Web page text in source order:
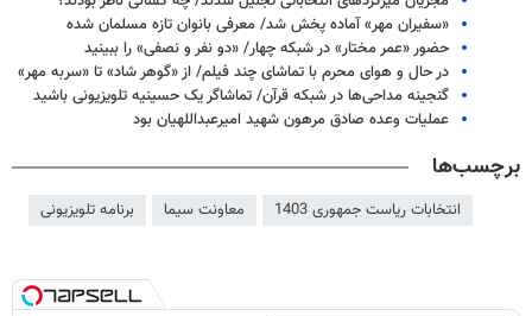
«سفیران مهر» آماده پخش شد/ معرفی بانوان تازه مسلمان شده
حضور «عمر مختار» در شبکه چهار/ «دو نفر و نصفی» را ببینید
در حال و هوای محرم با تماشای چند فیلم/ از «گوهر شاد» تا «سربه مهر»
گنجینه‌ مداحی‌ها در شبکه قرآن/ تماشاگر یک حسینیه تلویزیونی باشید
عملیات وعده صادق مرهون شهید امیرعبداللهیان بود
برچسب‌ها
انتخابات ریاست جمهوری 1403 معاونت سیما برنامه تلویزیونی